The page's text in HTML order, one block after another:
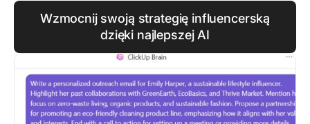
Wzmocnij swoją strategię influencerską
dzięki najlepszej AI